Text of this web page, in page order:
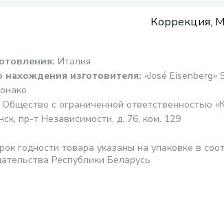
Коррекция,
: Италия
нахождения изготовителя: «José
Общество с ограниченной ответственностью
пр-т Независимости, д. 76, ком. 129
годности товара указаны на упаковке в
Республики Беларусь